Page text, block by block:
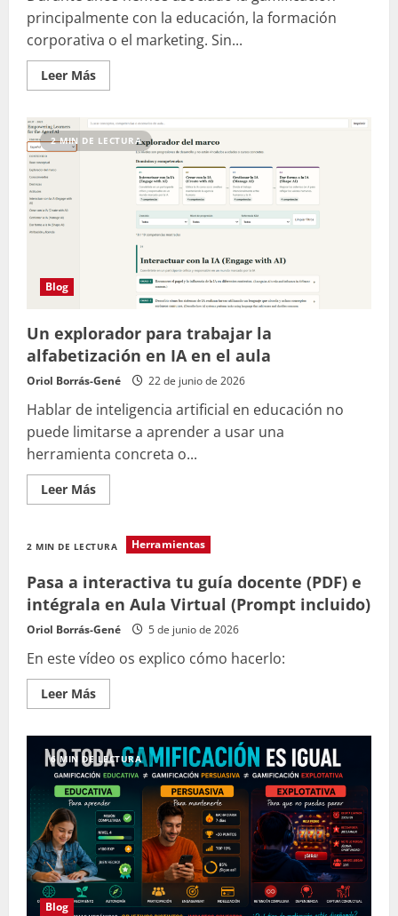
principalmente con la educación, la formación
corporativa o el marketing. Sin...
Leer MásLeer
más
La
nueva
frontera
gamificación:
drones,
Pokémon
rescate
animal
2 MIN DE LECTURA
Blog
Un explorador para trabajar la
alfabetización en IA en el aula
Oriol Borrás-Gené 22 de junio de 2026
Hablar de inteligencia artificial en educación no
puede limitarse a aprender a usar una
herramienta concreta o...
Leer MásLeer
más
explorador
trabajar
la
alfabetización
en
IA
en
el
aula
2 MIN DE LECTURA Herramientas
Pasa a interactiva tu guía docente (PDF) e
intégrala en Aula Virtual (Prompt incluido)
Oriol Borrás-Gené 5 de junio de 2026
En este vídeo os explico cómo hacerlo:
Leer MásLeer
más
a
interactiva
tu
guía
docente
(PDF)
e
intégrala
en
Aula
Virtual
(Prompt
incluido)
6 MIN DE LECTURA
Blog